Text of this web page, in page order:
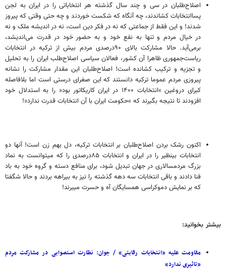
اصلاح‌طلبان در سی و چند سال گذشته هر انتخاباتی را در ایران به لجن
پساانتخابات کشاندند، چه آنگاه که شکست خوردند و چه حتی وقتی که پیروز
شدند! و این فقط از جماعتی که نه در فکر دین است، نه در اندیشه ملک و نه
در خیال مردم و تنها به نفع خود و به حضور خود در قدرت می‌اندیشد،
برمی‌آید. حالا مشارکت بالای ۹۰درصدی مردم بیش از ترکیه در انتخابات
ریاست‌جمهوری ظاهرا آن کشور، فعالان سیاسی اصلاح‌طلب ایران را به تحلیل
و تجزیه و ترکیب کشانده است! اصلاح‌طلبان این مقدار مشارکت را نشانه
پیروزی مردم عموما ترکیه دانستند که این صغرای درستی است اما بلافاصله
کبرای دروغین »انتخابات ۱۴۰۰ در ایران کاریکاتور بود« را به استدلال خود
افزودند تا نتیجه بگیرند که »حکومت ایران با آن انتخابات قدرت ندارد«!
اکنون رشک بردن اصلاح‌طلبان بر انتخابات ترکیه، دل بهم زن است! آنها دو
انتخابات بینظیر را در ایران و انتخابات ۸۵درصدی را که میتوانست به نماد
بزرگ مردمسالاری در جهان تبدیل شود، برای منافع دسته و گروه خود به باد
فنا دادند و باقی انتخابات سه دهه گذشته را نیز به بیراهه بردند و حالا شگفتا
که بر نمایش دموکراسی همسایگان آه و حسرت میبرند!
بیشتر بخوانید:
مقاومت علیه «انتخابات رقابتی» / جوان: نظارت استصوابی در مشارکت مردم
«تاثیری ندارد»